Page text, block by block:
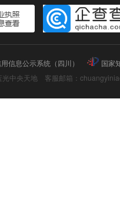
信息公示系统（四川）
国家
光中央天地 客服邮箱：